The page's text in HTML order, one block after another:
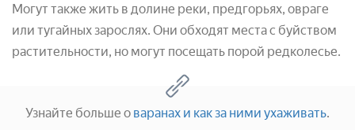
Могут также жить в долине реки, предгорьях, овраге
или тугайных зарослях. Они обходят места с буйством
растительности, но могут посещать порой редколесье.
Узнайте больше о варанах и как за ними ухаживать.